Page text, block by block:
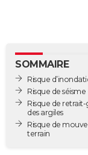
BONS PLANS
CARTE DE VOEUX
Carte de Noël
Carte Bonne année
Carte Saint-Valentin
Carte Pâques
Carte d'anniversaire
DICTIONNAIRE
Dictionnaire
Biographies
Citations
Expressions
Proverbes
PROGRAMME TV
SOMMAIRE
Risque
Risque de séisme
Risque de
des argiles
Risque de
terrain